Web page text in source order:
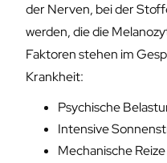
der Nerven, bei der
werden, die die
Faktoren stehen im
Krankheit:
Psychische
Intensive
Mechanische Reize